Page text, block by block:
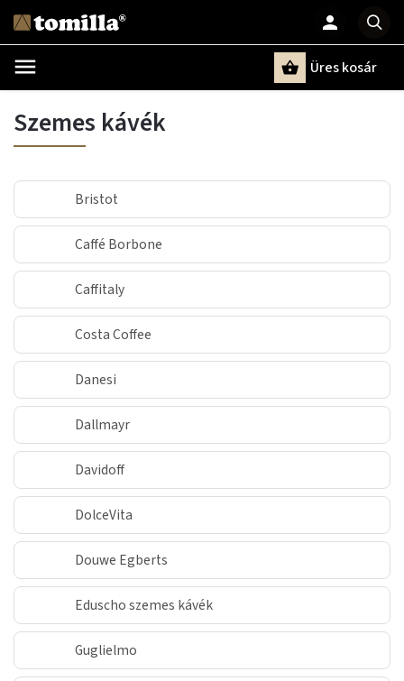
Üres kosár
Szemes kávék
Bristot
Caffé Borbone
Caffitaly
Costa Coffee
Danesi
Dallmayr
Davidoff
DolceVita
Douwe Egberts
Eduscho szemes kávék
Guglielmo